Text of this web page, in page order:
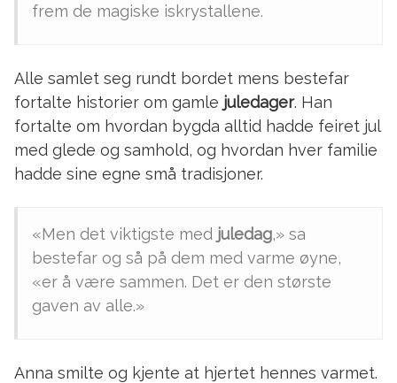
frem de magiske iskrystallene.
Alle samlet seg rundt bordet mens bestefar
fortalte historier om gamle juledager. Han
fortalte om hvordan bygda alltid hadde feiret jul
med glede og samhold, og hvordan hver familie
hadde sine egne små tradisjoner.
«Men det viktigste med juledag,» sa
bestefar og så på dem med varme øyne,
«er å være sammen. Det er den største
gaven av alle.»
Anna smilte og kjente at hjertet hennes varmet.